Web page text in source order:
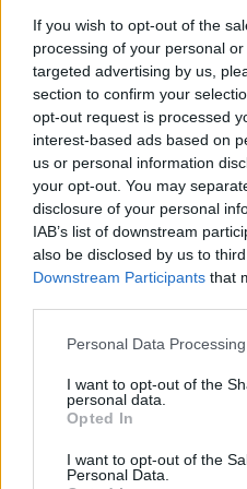
If you wish to opt-out of the
processing of your personal
targeted advertising by us,
section to confirm your
opt-out request is processed
interest-based ads based on
us or personal information
your opt-out. You may
disclosure of your personal
IAB’s list of downstream
also be disclosed by us to
Downstream Participants that
Personal Data
I want to opt-out of the
personal data.
Opted In
I want to opt-out of the
Personal Data.